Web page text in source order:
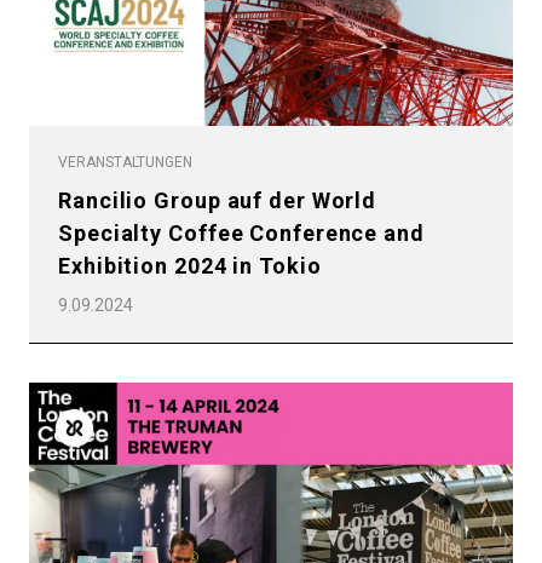
VERANSTALTUNGEN
Rancilio Group auf der World
Specialty Coffee Conference and
Exhibition 2024 in Tokio
9.09.2024